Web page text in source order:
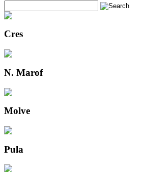
Cres
N. Marof
Molve
Pula